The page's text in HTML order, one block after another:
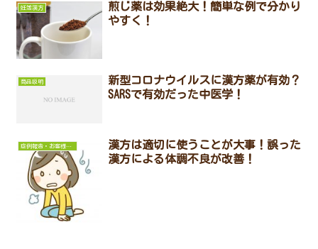
妊活漢方
煎じ薬は効果絶大！簡単な例で分かり
やすく！
商品説明
新型コロナウイルスに漢方薬が有効？
SARSで有効だった中医学！
症例報告・お客様の声
漢方は適切に使うことが大事！誤った
漢方による体調不良が改善！